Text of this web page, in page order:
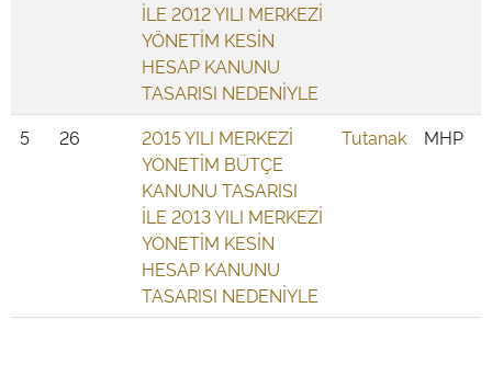
İLE 2012 YILI MERKEZİ
YÖNETİM KESİN
HESAP KANUNU
TASARISI NEDENİYLE
5 26
2015 YILI MERKEZİ
YÖNETİM BÜTÇE
KANUNU TASARISI
İLE 2013 YILI MERKEZİ
YÖNETİM KESİN
HESAP KANUNU
TASARISI NEDENİYLE
Tutanak MHP